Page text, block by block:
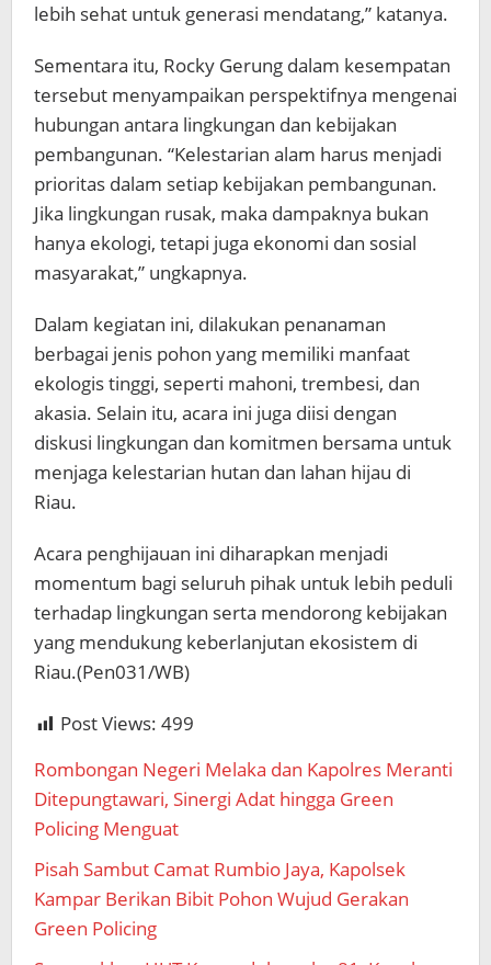
lebih sehat untuk generasi mendatang,” katanya.
Sementara itu, Rocky Gerung dalam kesempatan
tersebut menyampaikan perspektifnya mengenai
hubungan antara lingkungan dan kebijakan
pembangunan. “Kelestarian alam harus menjadi
prioritas dalam setiap kebijakan pembangunan.
Jika lingkungan rusak, maka dampaknya bukan
hanya ekologi, tetapi juga ekonomi dan sosial
masyarakat,” ungkapnya.
Dalam kegiatan ini, dilakukan penanaman
berbagai jenis pohon yang memiliki manfaat
ekologis tinggi, seperti mahoni, trembesi, dan
akasia. Selain itu, acara ini juga diisi dengan
diskusi lingkungan dan komitmen bersama untuk
menjaga kelestarian hutan dan lahan hijau di
Riau.
Acara penghijauan ini diharapkan menjadi
momentum bagi seluruh pihak untuk lebih peduli
terhadap lingkungan serta mendorong kebijakan
yang mendukung keberlanjutan ekosistem di
Riau.(Pen031/WB)
Post Views: 499
Rombongan Negeri Melaka dan Kapolres Meranti
Ditepungtawari, Sinergi Adat hingga Green
Policing Menguat
Pisah Sambut Camat Rumbio Jaya, Kapolsek
Kampar Berikan Bibit Pohon Wujud Gerakan
Green Policing